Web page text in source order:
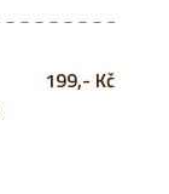
199,- Kč